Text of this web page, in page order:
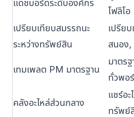
แดชบอร์ดระดับองค์กร
โฟลิโอ
เปรียบเทียบสมรรถนะ
ระหว่างทรัพย์สิน
เปรีย
สนอง,
เทมเพลต PM มาตรฐาน
มาตร
ทั่วพอ
คลังอะไหล่ส่วนกลาง
แชร์อ
ทรัพย์